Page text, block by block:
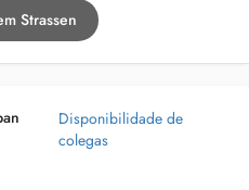
Strassen
Disponibilidade de
colegas